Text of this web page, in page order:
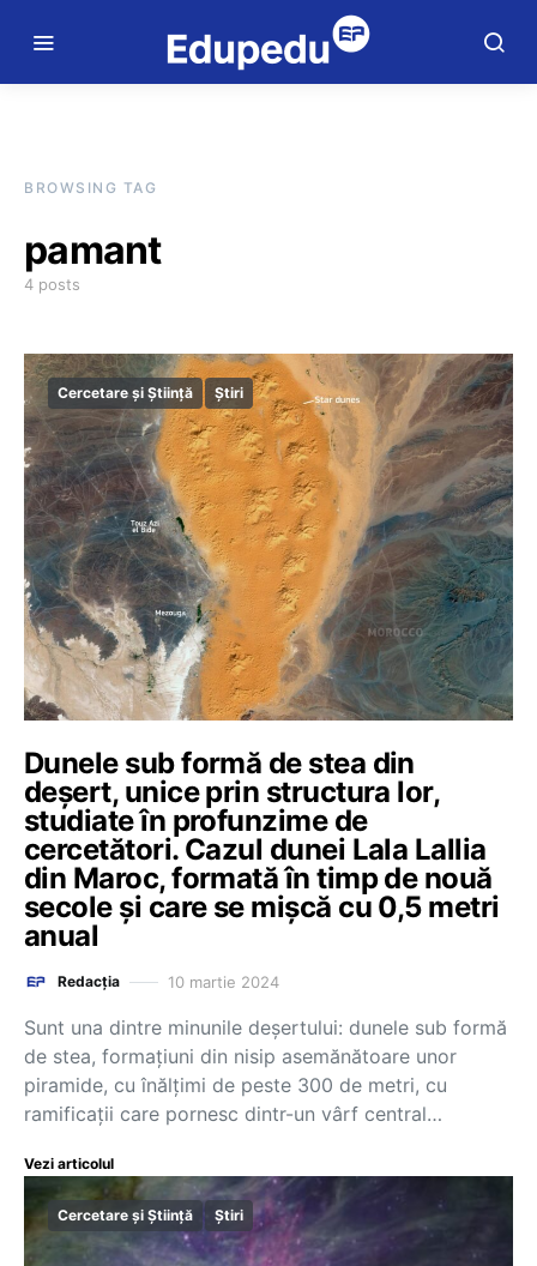
BROWSING TAG
pamant
4 posts
Cercetare și Știință Știri
Dunele sub formă de stea din
deșert, unice prin structura lor,
studiate în profunzime de
cercetători. Cazul dunei Lala Lallia
din Maroc, formată în timp de nouă
secole și care se mișcă cu 0,5 metri
anual
Redacția 10 martie 2024
Sunt una dintre minunile deşertului: dunele sub formă
de stea, formaţiuni din nisip asemănătoare unor
piramide, cu înălţimi de peste 300 de metri, cu
ramificaţii care pornesc dintr-un vârf central…
Vezi articolul
Cercetare și Știință Știri